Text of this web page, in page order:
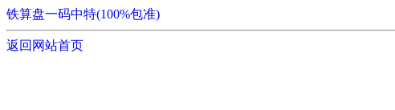
铁算盘一码中特(100%包准)
返回网站首页